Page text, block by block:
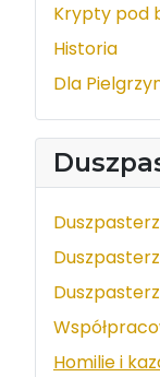
Krypty pod
Historia
Dla
Homilie i